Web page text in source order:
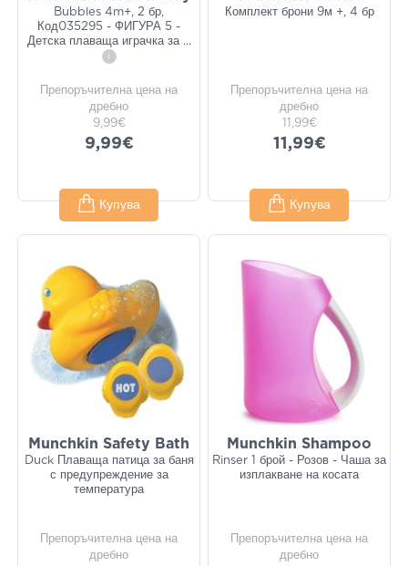
Bubbles 4m+, 2 бр,
Код035295 - ФИГУРА 5 -
Детска плаваща играчка за ...
i
Препоръчителна цена на
дребно
9,99€
9,99€
Купува
Комплект брони 9м +, 4 бр
Препоръчителна цена на
дребно
11,99€
11,99€
Купува
Munchkin Safety Bath
Duck Плаваща патица за баня
с предупреждение за
температура
Препоръчителна цена на
дребно
Munchkin Shampoo
Rinser 1 брой - Розов - Чаша за
изплакване на косата
Препоръчителна цена на
дребно